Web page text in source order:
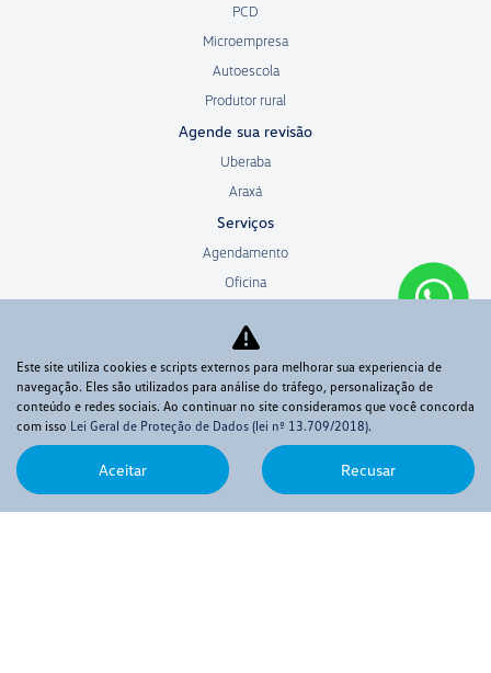
PCD
Microempresa
Autoescola
Produtor rural
Agende sua revisão
Uberaba
Araxá
Serviços
Agendamento
Oficina
Seguros
Carros por Assinatura
Peças e Acessórios
Sobre
Quem somos
Fale conosco
Este site utiliza cookies e scripts externos para melhorar sua experiencia de
navegação. Eles são utilizados para análise do tráfego, personalização de
conteúdo e redes sociais. Ao continuar no site consideramos que você concorda
com isso Lei Geral de Proteção de Dados (lei nº 13.709/2018).
Aceitar Recusar